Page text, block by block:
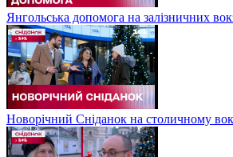
Янгольська допомога на залізничних
Новорічний Сніданок на столичному